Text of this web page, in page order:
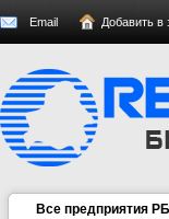
Email Добавить в
Все предприятия РБ